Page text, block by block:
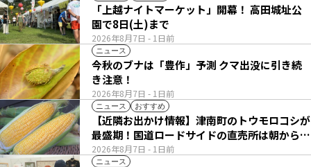
2026年8月7日 - 1日前
「上越ナイトマーケット」開幕！ 高田城址公
園で8日(土)まで
ニュース
2026年8月7日 - 1日前
今秋のブナは「豊作」予測 クマ出没に引き続
き注意！
ニュース おすすめ
2026年8月7日 - 1日前
【近隣お出かけ情報】津南町のトウモロコシが
最盛期！国道ロードサイドの直売所は朝から長
い列
ニュース